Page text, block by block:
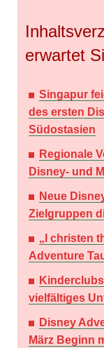
erwartet
Singapur
des ersten
Südostasien
Regionale
Disney- und
Neue
Zielgruppen
„I christen
Adventure
vielfältiges
Disney
März Beginn